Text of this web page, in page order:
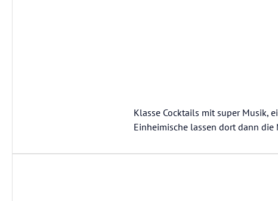
Klasse Cocktails mit super Musik,
Einheimische lassen dort dann die